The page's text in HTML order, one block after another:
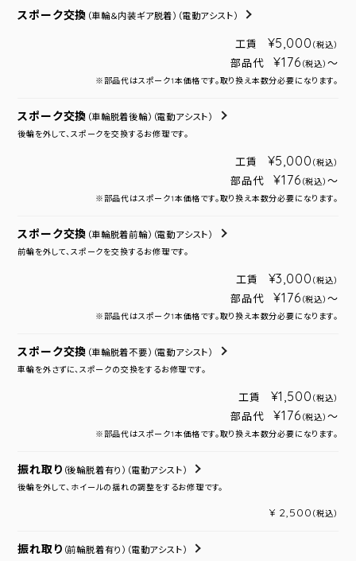
スポーク交換 （車輪＆内装ギア脱着） （電動アシスト）
工賃 ¥5,000 （税込）
部品代 ¥176 （税込） ～
※部品代はスポーク1本価格です。取り換え本数分必要になります。
スポーク交換 （車輪脱着後輪） （電動アシスト）
後輪を外して、スポークを交換するお修理です。
工賃 ¥5,000 （税込）
部品代 ¥176 （税込） ～
※部品代はスポーク1本価格です。取り換え本数分必要になります。
スポーク交換 （車輪脱着前輪） （電動アシスト）
前輪を外して、スポークを交換するお修理です。
工賃 ¥3,000 （税込）
部品代 ¥176 （税込） ～
※部品代はスポーク1本価格です。取り換え本数分必要になります。
スポーク交換 （車輪脱着不要） （電動アシスト）
車輪を外さずに、スポークの交換をするお修理です。
工賃 ¥1,500 （税込）
部品代 ¥176 （税込） ～
※部品代はスポーク1本価格です。取り換え本数分必要になります。
振れ取り （後輪脱着有り） （電動アシスト）
後輪を外して、ホイールの揺れの調整をするお修理です。
¥ 2,500 （税込）
振れ取り （前輪脱着有り） （電動アシスト）